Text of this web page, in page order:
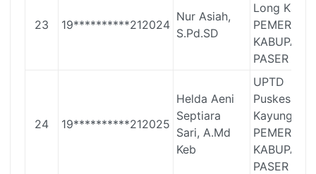
23 19**********212024
Nur Asiah,
S.Pd.SD
Long Kali
PASER
24 19**********212025
Helda Aeni
Septiara
Sari, A.Md
Keb
UPTD
Puskesmas
Kayungo
PASER